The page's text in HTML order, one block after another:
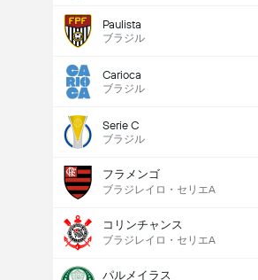
Paulista
ブラジル
Carioca
ブラジル
Serie C
ブラジル
フラメンゴ
ブラジレイロ・セリエA
コリンチャンス
ブラジレイロ・セリエA
パルメイラス